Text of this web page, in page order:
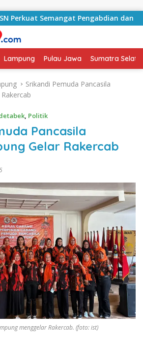
Semangat Pengabdian dan
Lampung Pulau Jawa Sumatra
Srikandi Pemuda Pancasila
, Politik
Pancasila
Gelar Rakercab
menggelar Rakercab. (foto: ist)